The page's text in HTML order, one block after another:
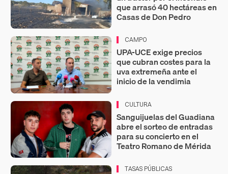
que arrasó 40 hectáreas en
Casas de Don Pedro
CAMPO
UPA-UCE exige precios
que cubran costes para la
uva extremeña ante el
inicio de la vendimia
CULTURA
Sanguijuelas del Guadiana
abre el sorteo de entradas
para su concierto en el
Teatro Romano de Mérida
TASAS PÚBLICAS